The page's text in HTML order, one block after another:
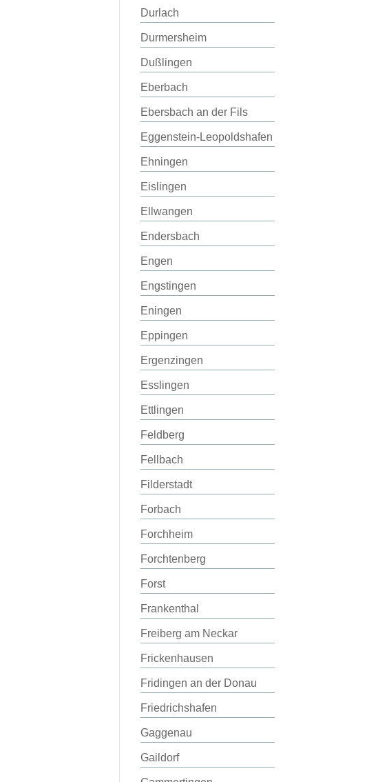
Durlach
Durmersheim
Dußlingen
Eberbach
Ebersbach an der Fils
Eggenstein-Leopoldshafen
Ehningen
Eislingen
Ellwangen
Endersbach
Engen
Engstingen
Eningen
Eppingen
Ergenzingen
Esslingen
Ettlingen
Feldberg
Fellbach
Filderstadt
Forbach
Forchheim
Forchtenberg
Forst
Frankenthal
Freiberg am Neckar
Frickenhausen
Fridingen an der Donau
Friedrichshafen
Gaggenau
Gaildorf